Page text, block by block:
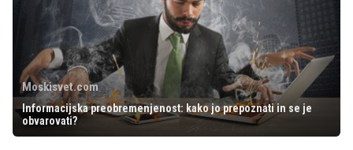
Moskisvet.com
Informacijska preobremenjenost: kako jo prepoznati in se je
obvarovati?